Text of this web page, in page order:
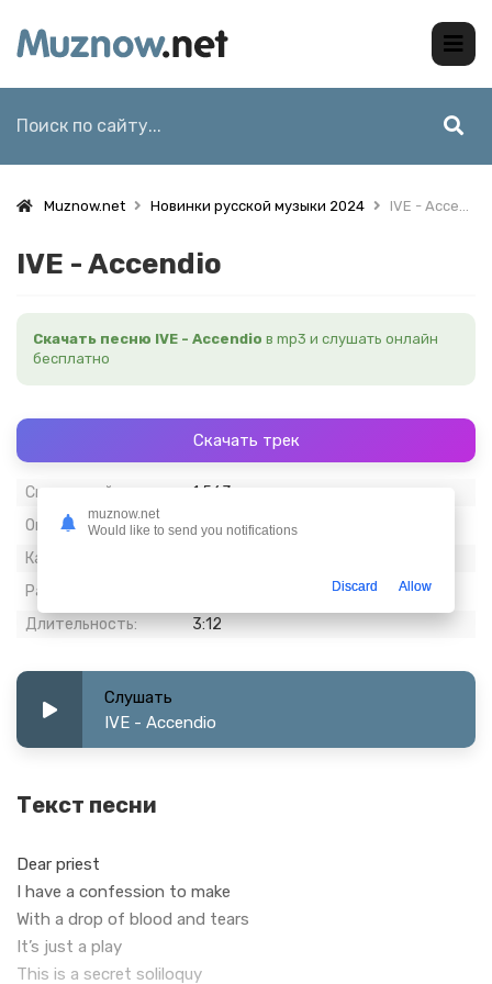
Muznow.net Новинки русской музыки 2024 IVE - Accendio
IVE - Accendio
Скачать песню IVE - Accendio в mp3 и слушать онлайн
бесплатно
Скачать трек
Скачиваний:
1 563
Опубликовано:
29 апрель 2024
Качество:
Размер:
Длительность:
3:12
Слушать
IVE - Accendio
Текст песни
Dear priest
I have a confession to make
With a drop of blood and tears
It’s just a play
This is a secret soliloquy
muznow.net
Would like to send you notifications
Discard Allow